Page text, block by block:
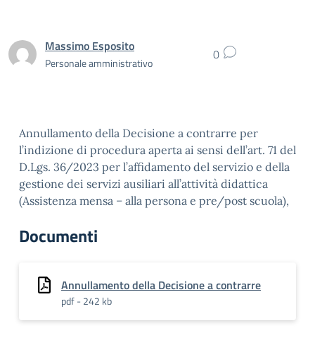
Massimo Esposito
Personale amministrativo 0
Annullamento della Decisione a contrarre per
l’indizione di procedura aperta ai sensi dell’art. 71 del
D.Lgs. 36/2023 per l’affidamento del servizio e della
gestione dei servizi ausiliari all’attività didattica
(Assistenza mensa – alla persona e pre/post scuola),
Documenti
Annullamento della Decisione a contrarre
pdf - 242 kb